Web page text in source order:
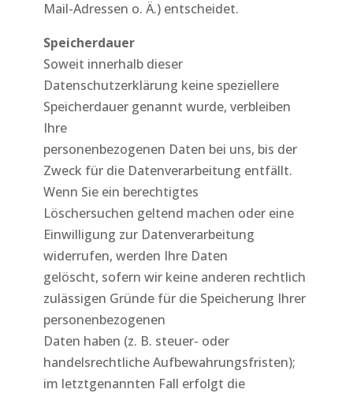
Mail-Adressen o. Ä.) entscheidet.
Speicherdauer
Soweit innerhalb dieser
Datenschutzerklärung keine speziellere
Speicherdauer genannt wurde, verbleiben
Ihre
personenbezogenen Daten bei uns, bis der
Zweck für die Datenverarbeitung entfällt.
Wenn Sie ein berechtigtes
Löschersuchen geltend machen oder eine
Einwilligung zur Datenverarbeitung
widerrufen, werden Ihre Daten
gelöscht, sofern wir keine anderen rechtlich
zulässigen Gründe für die Speicherung Ihrer
personenbezogenen
Daten haben (z. B. steuer- oder
handelsrechtliche Aufbewahrungsfristen);
im letztgenannten Fall erfolgt die